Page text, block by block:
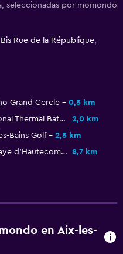
seleccionadas por momondo
Rue de la République,
Grand Cercle
0,5 km
National Thermal Baths
2,0 km
Bains Golf
2,5 km
Abbaye d'Hautecombe 8,7 km
en Aix-les-